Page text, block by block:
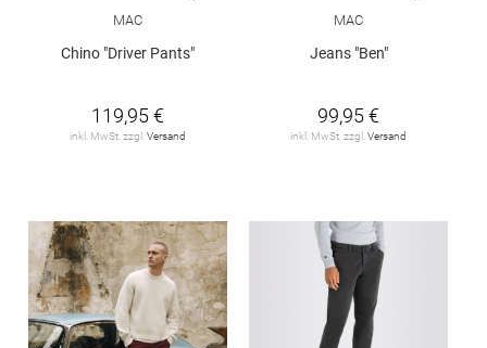
MAC
Chino "Driver Pants"
119,95 €
inkl. MwSt. zzgl. Versand
MAC
Jeans "Ben"
99,95 €
inkl. MwSt. zzgl. Versand